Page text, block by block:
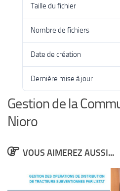
Taille du fichier
Nombre de fichiers
Date de création
Dernière mise à jour
Gestion de la
Nioro
VOUS AIMEREZ AUSSI...